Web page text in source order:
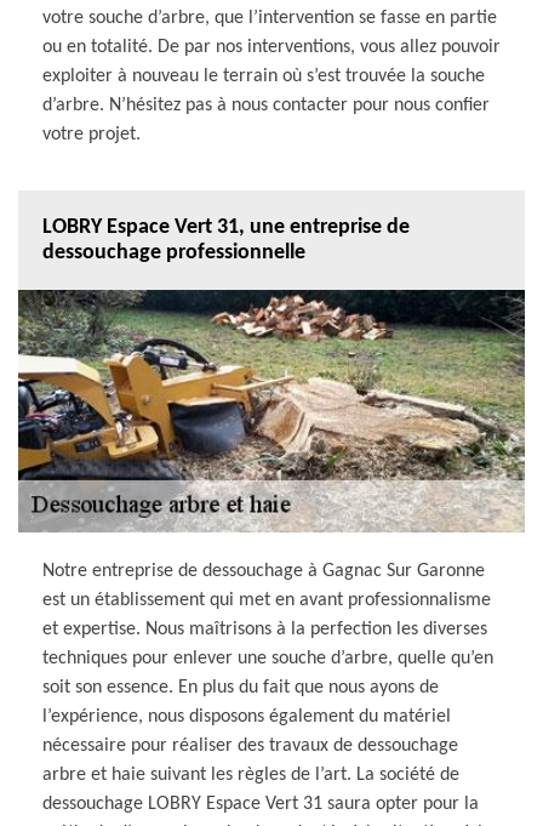
votre souche d’arbre, que l’intervention se fasse en partie
ou en totalité. De par nos interventions, vous allez pouvoir
exploiter à nouveau le terrain où s’est trouvée la souche
d’arbre. N’hésitez pas à nous contacter pour nous confier
votre projet.
LOBRY Espace Vert 31, une entreprise de
dessouchage professionnelle
Notre entreprise de dessouchage à Gagnac Sur Garonne
est un établissement qui met en avant professionnalisme
et expertise. Nous maîtrisons à la perfection les diverses
techniques pour enlever une souche d’arbre, quelle qu’en
soit son essence. En plus du fait que nous ayons de
l’expérience, nous disposons également du matériel
nécessaire pour réaliser des travaux de dessouchage
arbre et haie suivant les règles de l’art. La société de
dessouchage LOBRY Espace Vert 31 saura opter pour la